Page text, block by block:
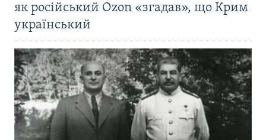
як російський Ozon «згадав», що Крим
український